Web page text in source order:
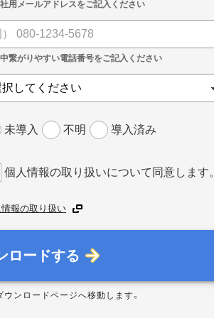
未導入 不明 導入済み
個人情報の取り扱いについて同意します。
報の取り扱い
ロードする
ウンロードページへ移動します。